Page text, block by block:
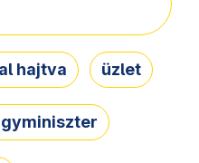
hajtva üzlet